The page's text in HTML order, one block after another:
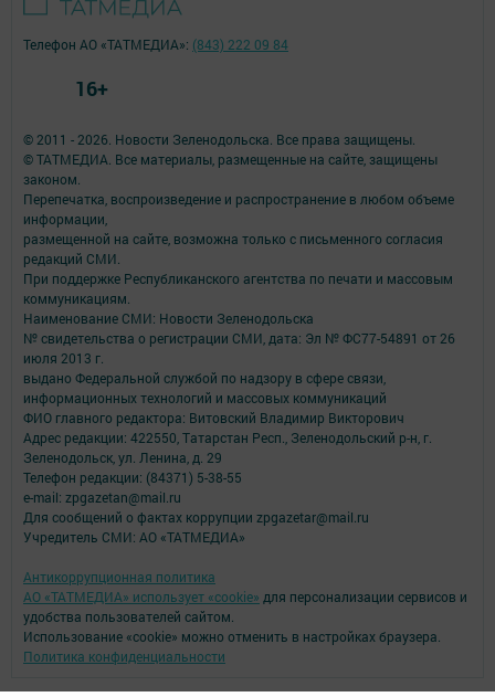
© 2011 - 2026. Новости Зеленодольска. Все права защищены.
© ТАТМЕДИА. Все материалы, размещенные на сайте, защищены
законом.
Перепечатка, воспроизведение и распространение в любом объеме
информации,
размещенной на сайте, возможна только с письменного согласия
редакций СМИ.
При поддержке Республиканского агентства по печати и массовым
коммуникациям.
Наименование СМИ: Новости Зеленодольска
№ свидетельства о регистрации СМИ, дата: Эл № ФС77-54891 от 26
июля 2013 г.
выдано Федеральной службой по надзору в сфере связи,
информационных технологий и массовых коммуникаций
ФИО главного редактора: Витовский Владимир Викторович
Адрес редакции: 422550, Татарстан Респ., Зеленодольский р-н, г.
Зеленодольск, ул. Ленина, д. 29
Телефон редакции: (84371) 5-38-55
e-mail: zpgazetan@mail.ru
Для сообщений о фактах коррупции zpgazetar@mail.ru
Учредитель СМИ: АО «ТАТМЕДИА»
Антикоррупционная политика
АО «ТАТМЕДИА» использует «cookie» для персонализации сервисов и
удобства пользователей сайтом.
Использование «cookie» можно отменить в настройках браузера.
Политика конфиденциальности
Телефон АО «ТАТМЕДИА»: (843) 222 09 84
16+